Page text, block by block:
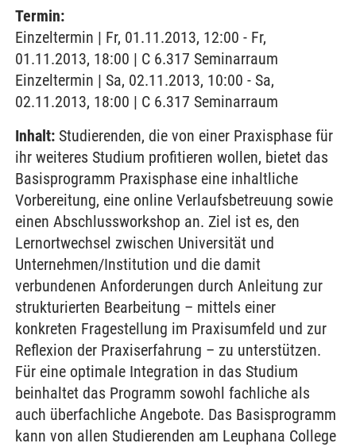
Termin:
Einzeltermin | Fr, 01.11.2013, 12:00 - Fr,
01.11.2013, 18:00 | C 6.317 Seminarraum
Einzeltermin | Sa, 02.11.2013, 10:00 - Sa,
02.11.2013, 18:00 | C 6.317 Seminarraum
Inhalt: Studierenden, die von einer Praxisphase für
ihr weiteres Studium profitieren wollen, bietet das
Basisprogramm Praxisphase eine inhaltliche
Vorbereitung, eine online Verlaufsbetreuung sowie
einen Abschlussworkshop an. Ziel ist es, den
Lernortwechsel zwischen Universität und
Unternehmen/Institution und die damit
verbundenen Anforderungen durch Anleitung zur
strukturierten Bearbeitung – mittels einer
konkreten Fragestellung im Praxisumfeld und zur
Reflexion der Praxiserfahrung – zu unterstützen.
Für eine optimale Integration in das Studium
beinhaltet das Programm sowohl fachliche als
auch überfachliche Angebote. Das Basisprogramm
kann von allen Studierenden am Leuphana College